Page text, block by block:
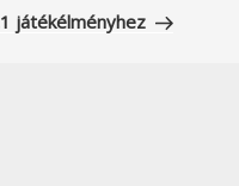
játékélményhez